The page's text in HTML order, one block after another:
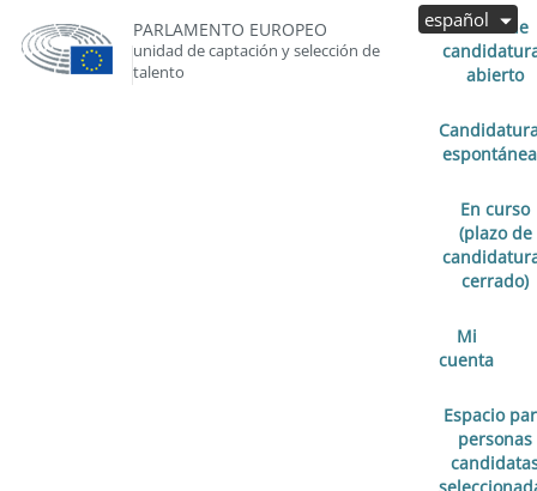
PARLAMENTO EUROPEO
unidad de captación y selección de
talento
Plazo de
abierto
espontánea
En curso
(plazo de
cerrado)
Mi
cuenta
Espacio
personas
español